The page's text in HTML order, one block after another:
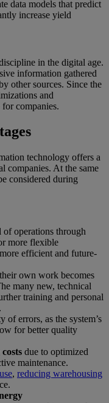
data models that predict
increase yield
in the digital age.
information gathered
other sources. Since the
and
companies.
technology offers a
companies. At the same
considered during
of operations through
more flexible
efficient and future-
own work becomes
many new, technical
training and personal
errors, as the system’s
for better quality
due to optimized
maintenance.
, reducing warehousing